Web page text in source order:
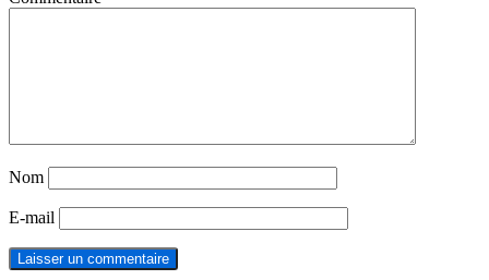
Nom
E-mail